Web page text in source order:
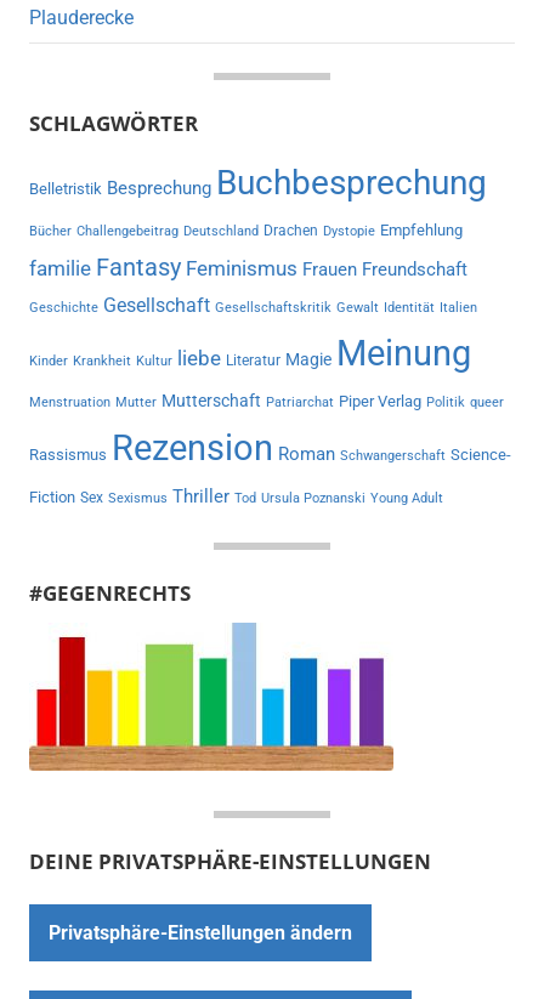
Plauderecke
SCHLAGWÖRTER
Belletristik Besprechung Buchbesprechung
Bücher Challengebeitrag Deutschland Drachen Dystopie Empfehlung
familie Fantasy Feminismus Frauen Freundschaft
Geschichte Gesellschaft Gesellschaftskritik Gewalt Identität Italien
Kinder Krankheit Kultur liebe Literatur Magie Meinung
Menstruation Mutter Mutterschaft Patriarchat Piper Verlag Politik queer
Rassismus Rezension Roman Schwangerschaft Science-
Fiction Sex Sexismus Thriller Tod Ursula Poznanski Young Adult
#GEGENRECHTS
DEINE PRIVATSPHÄRE-EINSTELLUNGEN
Privatsphäre-Einstellungen ändern